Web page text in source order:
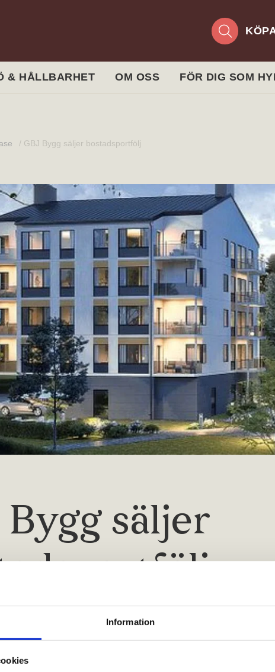
Information
& HÅLLBARHET OM OSS FÖR DIG SOM
/ GBJ Bygg säljer bostadsportfölj
Bygg säljer
via sitt bostadsutvecklingsbolag, GBJ